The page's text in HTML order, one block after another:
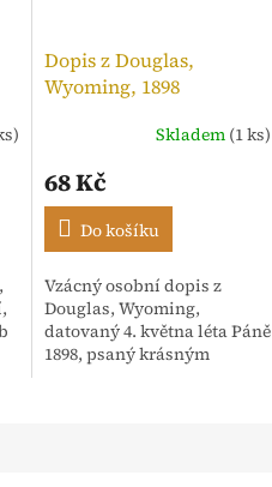
Dopis z Douglas,
Wyoming, 1898
produktu
je
5,0
z
5
hvězdiček.
Skladem (1 ks)
68 Kč
Do košíku
Vzácný osobní dopis z
Douglas, Wyoming,
datovaný 4. května léta Páně
1898, psaný krásným